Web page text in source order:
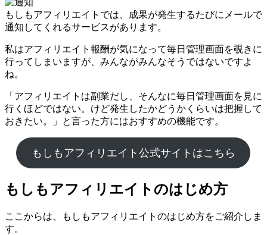
もしもアフィリエイトでは、成果が発生するたびにメールで
通知してくれるサービスがあります。
私はアフィリエイト報酬が気になって毎日管理画面を覗きに
行ってしまいますが、みんながみんなそうではないですよ
ね。
「アフィリエイトは副業だし、そんなに毎日管理画面を見に
行くほどではない。けど発生したかどうかくらいは把握して
おきたい。」と言った方にはおすすめの機能です。
もしもアフィリエイト公式サイトはこちら
もしもアフィリエイトのはじめ方
ここからは、もしもアフィリエイトのはじめ方をご紹介しま
す。